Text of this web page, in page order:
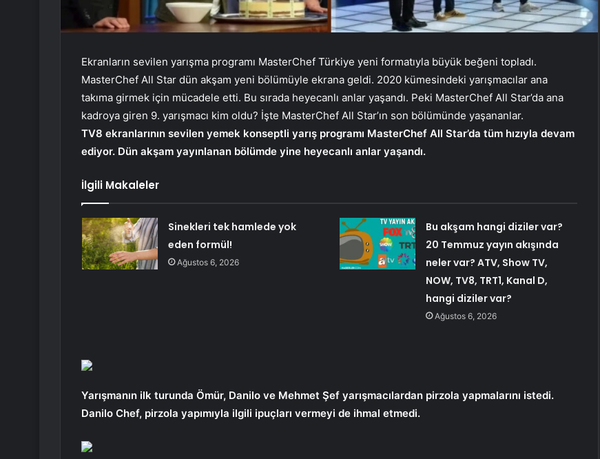
Ekranların sevilen yarışma programı MasterChef Türkiye yeni formatıyla büyük beğeni topladı.
MasterChef All Star dün akşam yeni bölümüyle ekrana geldi. 2020 kümesindeki yarışmacılar ana
takıma girmek için mücadele etti. Bu sırada heyecanlı anlar yaşandı. Peki MasterChef All Star’da ana
kadroya giren 9. yarışmacı kim oldu? İşte MasterChef All Star’ın son bölümünde yaşananlar.
TV8 ekranlarının sevilen yemek konseptli yarış programı MasterChef All Star’da tüm hızıyla devam
ediyor. Dün akşam yayınlanan bölümde yine heyecanlı anlar yaşandı.
İlgili Makaleler
Sinekleri tek hamlede yok
eden formül!
Ağustos 6, 2026
Bu akşam hangi diziler var?
20 Temmuz yayın akışında
neler var? ATV, Show TV,
NOW, TV8, TRT1, Kanal D,
hangi diziler var?
Ağustos 6, 2026
Yarışmanın ilk turunda Ömür, Danilo ve Mehmet Şef yarışmacılardan pirzola yapmalarını istedi.
Danilo Chef, pirzola yapımıyla ilgili ipuçları vermeyi de ihmal etmedi.